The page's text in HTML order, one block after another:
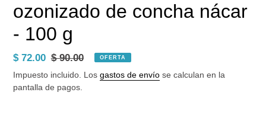
ozonizado de concha nácar
- 100 g
Precio
de
venta
$ 72.00 Precio
habitual
$ 90.00 OFERTA
Impuesto incluido. Los gastos de envío se calculan en la
pantalla de pagos.